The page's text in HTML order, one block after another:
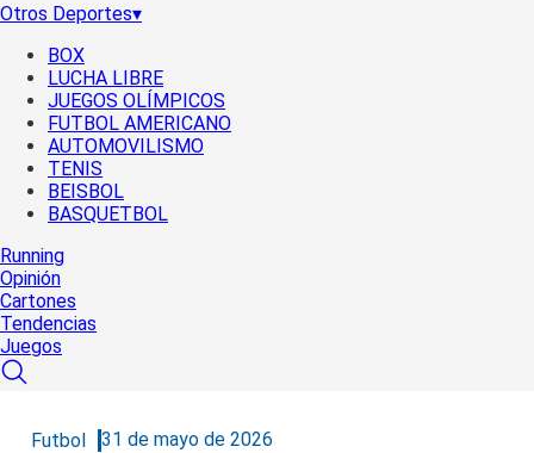
Otros Deportes▾
BOX
LUCHA LIBRE
JUEGOS OLÍMPICOS
FUTBOL AMERICANO
AUTOMOVILISMO
TENIS
BEISBOL
BASQUETBOL
Running
Opinión
Cartones
Tendencias
Juegos
Futbol 31 de mayo de 2026